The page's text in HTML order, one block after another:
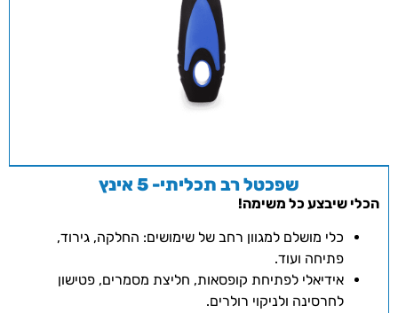
שפכטל רב תכליתי- 5 אינץ
הכלי שיבצע כל משימה!
כלי מושלם למגוון רחב של שימושים: החלקה, גירוד,
פתיחה ועוד.
אידיאלי לפתיחת קופסאות, חליצת מסמרים, פטישון
לחרסינה ולניקוי רולרים.